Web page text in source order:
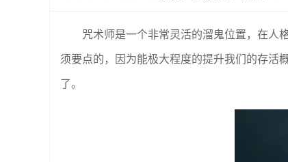
咒术师是一个非常灵活的溜鬼位置，在人
须要点的，因为能极大程度的提升我们的存活
了。